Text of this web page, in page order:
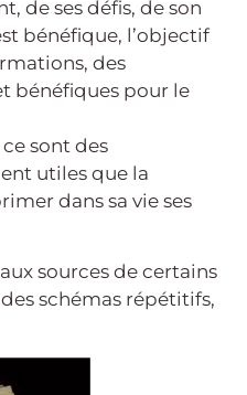
de ses défis, de son
bénéfique, l’objectif
des
bénéfiques pour le
sont des
utiles que la
dans sa vie ses
sources de certains
schémas répétitifs,